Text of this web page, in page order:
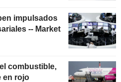
impulsados
-- Market
combustible,
en rojo